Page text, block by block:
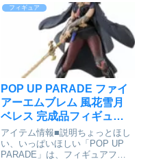
校2年生兼霊能力者「椎名唯華」
がねんどろいどになって登場で
す!●表情パーツ:「ペロ顔」「笑
顔」「謝らない顔」●オプション
フィギュア
POP UP PARADE ファイ
アーエムブレム 風花雪月
ベレス 完成品フィギュア
[グッドスマイルカンパニ
ー]が予約受付中
アイテム情報■説明ちょっとほし
い、いっぱいほしい「POP UP
PARADE」は、フィギュアファ